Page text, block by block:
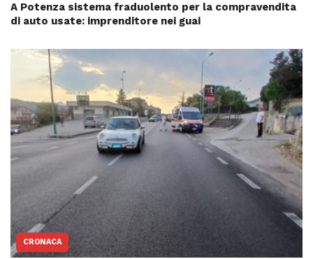
A Potenza sistema fraduolento per la compravendita
di auto usate: imprenditore nei guai
CRONACA